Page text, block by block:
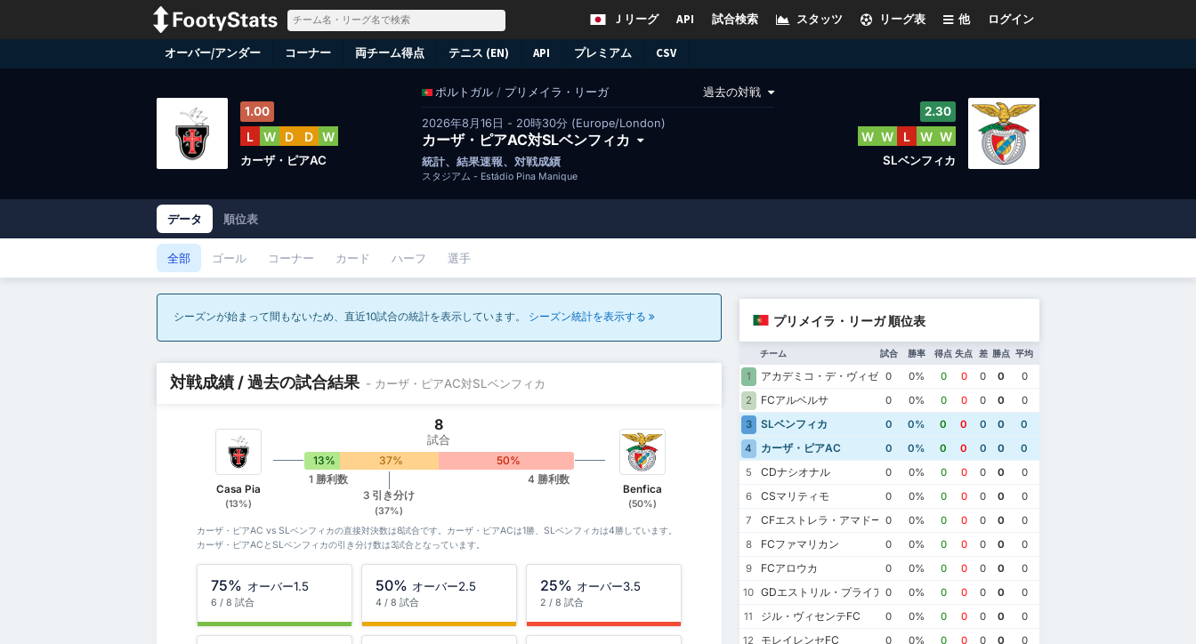
ログイン
他
リーグ表
スタッツ
試合検索
API
Ｊリーグ
オーバー/アンダー コーナー 両チーム得点 テニス (EN) API プレミアム CSV
ポルトガル / プリメイラ・リーガ 過去の対戦
2026年8月16日 - 20時30分 (Europe/London)
カーザ・ピアAC対SLベンフィカ
統計、結果速報、対戦成績
スタジアム - Estádio Pina Manique
1.00
L W D D W
カーザ・ピアAC
2.30
W W L W W
SLベンフィカ
データ 順位表
全部 ゴール コーナー カード ハーフ 選手
シーズンが始まって間もないため、直近10試合の統計を表示しています。 シーズン統計を表示する
対戦成績 / 過去の試合結果 - カーザ・ピアAC対SLベンフィカ
Casa Pia
(13%)
8
試合
13% 37% 50%
1 勝利数
3 引き分け
(37%)
4 勝利数
Benfica
(50%)
カーザ・ピアAC vs SLベンフィカの直接対決数は8試合です。カーザ・ピアACは1勝、SLベンフィカは4勝しています。
カーザ・ピアACとSLベンフィカの引き分け数は3試合となっています。
75% オーバー1.5
6 / 8 試合
50% オーバー2.5
4 / 8 試合
25% オーバー3.5
2 / 8 試合
プリメイラ・リーガ 順位表
チーム 試合 勝率 得点 失点 差 勝点 平均
1 アカデミコ・デ・ヴィゼウFC
0 0% 0 0 0 0
0
2
FCアルベルサ 0 0% 0 0 0 0
0
3
SLベンフィカ 0 0% 0 0 0 0
0
4
カーザ・ピアAC 0 0% 0 0 0 0
0
5
CDナシオナル 0 0% 0 0 0 0
0
6
CSマリティモ 0 0% 0 0 0 0
0
7
CFエストレラ・アマドーラ
0 0% 0 0 0 0
0
8
FCファマリカン 0 0% 0 0 0 0
0
9
FCアロウカ 0 0% 0 0 0 0
0
10 GDエストリル・プライア 0 0% 0 0 0 0
0
11
ジル・ヴィセンテFC 0 0% 0 0 0 0
0
12
モレイレンセFC 0 0% 0 0 0 0
0